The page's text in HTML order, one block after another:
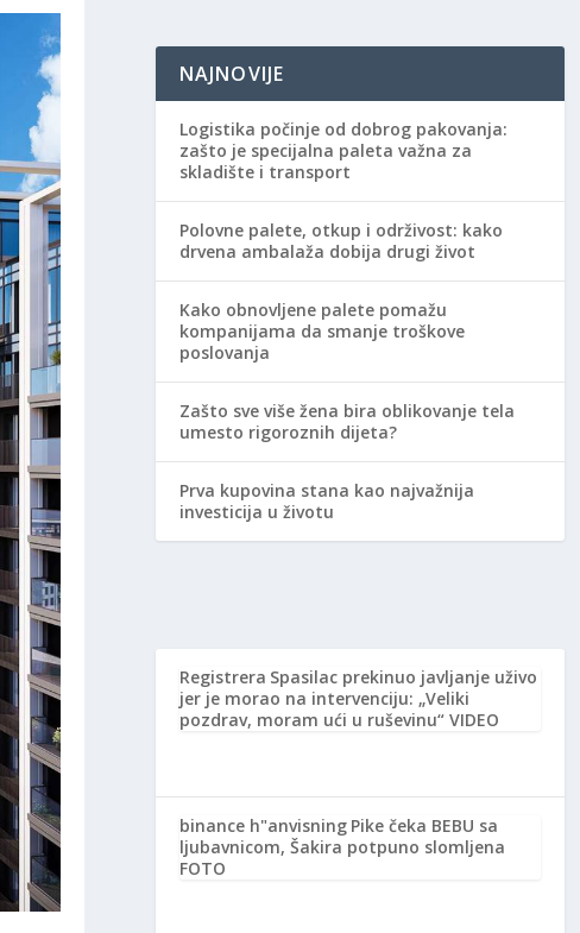
NAJNOVIJE
Logistika počinje od dobrog pakovanja:
zašto je specijalna paleta važna za
skladište i transport
Polovne palete, otkup i održivost: kako
drvena ambalaža dobija drugi život
Kako obnovljene palete pomažu
kompanijama da smanje troškove
poslovanja
Zašto sve više žena bira oblikovanje tela
umesto rigoroznih dijeta?
Prva kupovina stana kao najvažnija
investicija u životu
Registrera Spasilac prekinuo javljanje uživo
jer je morao na intervenciju: „Veliki
pozdrav, moram ući u ruševinu“ VIDEO
binance h"anvisning Pike čeka BEBU sa
ljubavnicom, Šakira potpuno slomljena
FOTO